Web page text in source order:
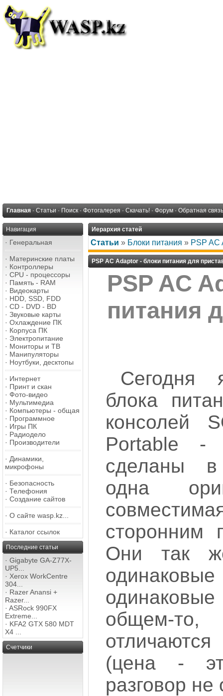
Главная · Статьи · Поиск · Фотогалерея · Скачать! · Форум · Обратная связь
Навигация
· Генеральная
· Материнские платы
· Контроллеры
· CPU - процессоры
· Память - RAM
· Видеокарты
· HDD, SSD, FDD
· CD - DVD - BD
· Звуковые карты
· Охлаждение ПК
· Корпуса ПК
· Электропитание
· Мониторы и ТВ
· Манипуляторы
· Ноутбуки, десктопы
· Интернет
· Принт и скан
· Фото-видео
· Мультимедиа
· Компьютеры - общая
· Программное
· Игры ПК
· Радиодело
· Производители
· Динамики,
микрофоны
· Безопасность
· Телефония
· Создание сайтов
· О сайте wasp.kz...
· Каталог ссылок
Последние статьи
· Gigabyte GA-Z77X-
UP5...
· Xerox WorkCentre
304...
· Razer Anansi +
Razer...
· ASRock 990FX
Extreme...
· KFA2 GTX 580 MDT
X4 ...
Счетчики
Иерархия статей
Статьи » Блоки питания » PSP AC
PSP AC Adaptor - блоки питания для
PSP AC
питания
Сегодня
блока
консолей
Portable -
сделаны
одна
сторонним
Они так
общем-
(цена -
разговор не